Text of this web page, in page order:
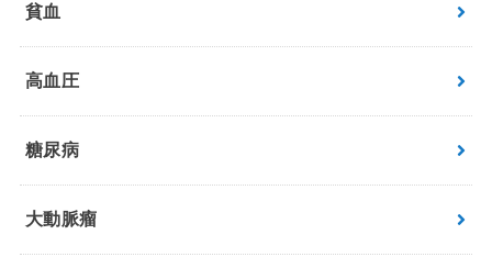
貧血
高血圧
糖尿病
大動脈瘤